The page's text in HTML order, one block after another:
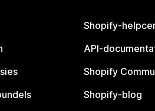
Shopify-
API-
Shopify
Shopify-blog